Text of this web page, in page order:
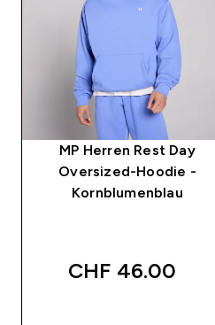
MP Herren Rest Day
Oversized-Hoodie -
Kornblumenblau
CHF 46.00‎